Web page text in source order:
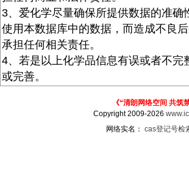
3、爱化学尽量确保所提供数据的准
使用本数据库中的数据，而造成不良
承担任何相关责任。
4、若是以上化学品信息有误或者不完
或完善。
《“清朗网络空间 共筑
Copyright 2009-2026
网络实名： cas登记号检